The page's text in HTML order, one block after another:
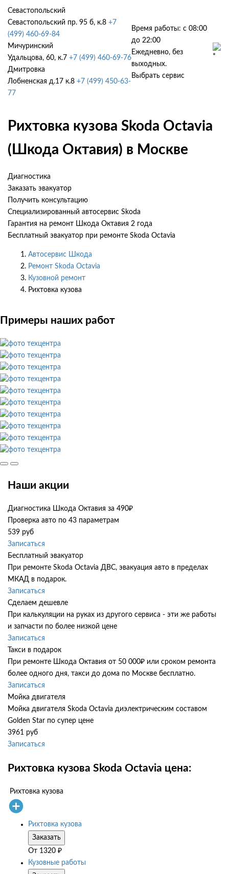
Севастопольский
Севастопольский пр. 95 б, к.8 +7
(499) 460-69-84
Мичуринский
Удальцова, 60, к.7 +7 (499) 460-69-76
Дмитровка
Лобненская д.17 к.8 +7 (499) 450-63-
77
Время работы: с 08:00
до 22:00
Ежедневно, без
выходных.
Выбрать сервис
Рихтовка кузова Skoda Octavia
(Шкода Октавия) в Москве
Диагностика
Заказать эвакуатор
Получить консультацию
Специализированный автосервис Skoda
Гарантия на ремонт Шкода Октавия 2 года
Бесплатный эвакуатор при ремонте Skoda Octavia
Автосервис Шкода
Ремонт Skoda Octavia
Кузовной ремонт
Рихтовка кузова
Примеры наших работ
Наши акции
Диагностика Шкода Октавия за 490₽
Проверка авто по 43 параметрам
539 руб
Записаться
Бесплатный эвакуатор
При ремонте Skoda Octavia ДВС, эвакуация авто в пределах
МКАД в подарок.
Записаться
Сделаем дешевле
При калькуляции на руках из другого сервиса - эти же работы
и запчасти по более низкой цене
Записаться
Такси в подарок
При ремонте Шкода Октавия от 50 000₽ или сроком ремонта
более одного дня, такси до дома по Москве бесплатно.
Записаться
Мойка двигателя
Мойка двигателя Skoda Octavia диэлектрическим составом
Golden Star по супер цене
3961 руб
Записаться
Рихтовка кузова Skoda Octavia цена:
Рихтовка кузова
Рихтовка кузова
Заказать
От 1320 ₽
Кузовные работы